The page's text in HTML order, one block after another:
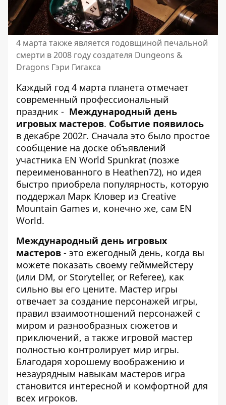
4 марта также является годовщиной печальной
смерти в 2008 году создателя Dungeons &
Dragons Гэри Гигакса
Каждый год 4 марта планета отмечает
современный профессиональный
праздник - Международный день
игровых мастеров. Событие появилось
в декабре 2002г. Сначала это было простое
сообщение на доске объявлений
участника EN World Spunkrat (позже
переименованного в Heathen72), но идея
быстро приобрела популярность, которую
поддержал Марк Кловер из Creative
Mountain Games и, конечно же, сам EN
World.
Международный день игровых
мастеров - это ежегодный день, когда вы
можете показать своему гейммейстеру
(или DM, or Storyteller, or Referee), как
сильно вы его цените. Мастер игры
отвечает за создание персонажей игры,
правил взаимоотношений персонажей с
миром и разнообразных сюжетов и
приключений, а также игровой мастер
полностью контролирует мир игры.
Благодаря хорошему воображению и
незаурядным навыкам мастеров игра
становится интересной и комфортной для
всех игроков.